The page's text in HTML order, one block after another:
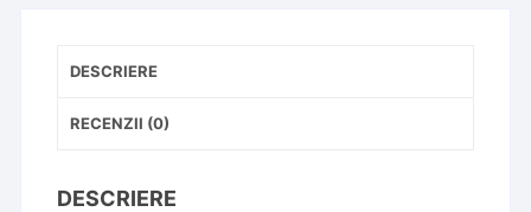
ASPECT
DESCRIERE
RECENZII (0)
DESCRIERE